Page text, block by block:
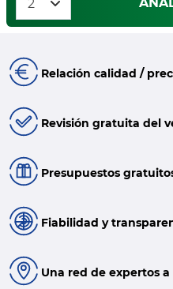
Relación calidad /
Revisión gratuita del
Presupuestos
Fiabilidad y
Una red de expertos